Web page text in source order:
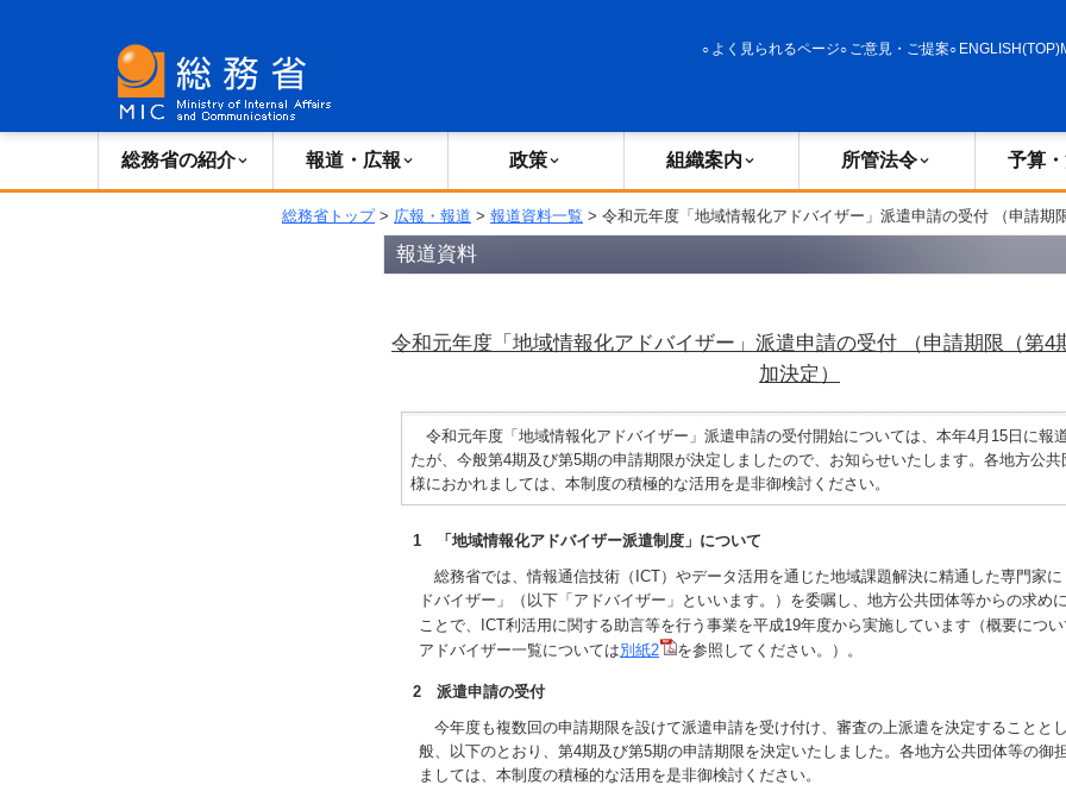
よく見られるページ ご意見・ご提案 ENGLISH(TOP)
総務省の紹介 報道・広報 政策 組織案内 所管法令 予算
総務省トップ> 広報・報道 > 報道資料一覧 > 令和元年度「地域情報化アドバイザー」派遣申請の受付 （申請期
報道資料
令和元年度「地域情報化アドバイザー」派遣申請の受付 （申請期限（第4
加決定）
令和元年度「地域情報化アドバイザー」派遣申請の受付開始については、本年4月15日に報
たが、今般第4期及び第5期の申請期限が決定しましたので、お知らせいたします。各地方公
様におかれましては、本制度の積極的な活用を是非御検討ください。
1 「地域情報化アドバイザー派遣制度」について
総務省では、情報通信技術（ICT）やデータ活用を通じた地域課題解決に精通した専門家に
ドバイザー」（以下「アドバイザー」といいます。）を委嘱し、地方公共団体等からの求め
ことで、ICT利活用に関する助言等を行う事業を平成19年度から実施しています（概要につい
アドバイザー一覧については別紙2 を参照してください。）。
2 派遣申請の受付
今年度も複数回の申請期限を設けて派遣申請を受け付け、審査の上派遣を決定することと
般、以下のとおり、第4期及び第5期の申請期限を決定いたしました。各地方公共団体等の御
ましては、本制度の積極的な活用を是非御検討ください。